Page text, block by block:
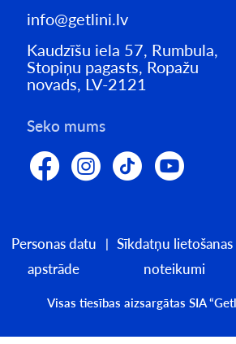
info@getlini.lv
Kaudzīšu iela 57, Rumbula,
Stopiņu pagasts, Ropažu
novads, LV-2121
Seko mums
Personas datu
apstrāde
Sīkdatņu lietošanas
noteikumi
Visas tiesības aizsargātas SIA